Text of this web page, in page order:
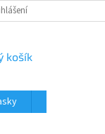
košík